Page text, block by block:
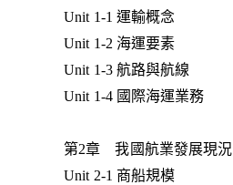
Unit 1-1 運輸概念
Unit 1-2 海運要素
Unit 1-3 航路與航線
Unit 1-4 國際海運業務
第2章 我國航業發展現況
Unit 2-1 商船規模